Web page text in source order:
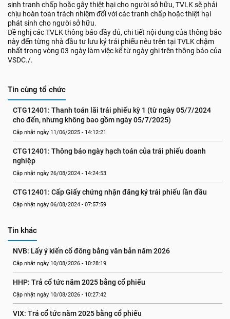
sinh tranh chấp hoặc gây thiệt hại cho người sở hữu, TVLK sẽ phải
chịu hoàn toàn trách nhiệm đối với các tranh chấp hoặc thiệt hại
phát sinh cho người sở hữu.
Đề nghị các TVLK thông báo đầy đủ, chi tiết nội dung của thông báo
này đến từng nhà đầu tư lưu ký trái phiếu nêu trên tại TVLK chậm
nhất trong vòng 03 ngày làm việc kể từ ngày ghi trên thông báo của
VSDC./.
Tin cùng tổ chức
CTG12401: Thanh toán lãi trái phiếu kỳ 1 (từ ngày 05/7/2024
cho đến, nhưng không bao gồm ngày 05/7/2025)
Cập nhật ngày 11/06/2025 - 14:12:21
CTG12401: Thông báo ngày hạch toán của trái phiếu doanh
nghiệp
Cập nhật ngày 26/08/2024 - 14:24:53
CTG12401: Cấp Giấy chứng nhận đăng ký trái phiếu lần đầu
Cập nhật ngày 06/08/2024 - 07:57:59
Tin khác
NVB: Lấy ý kiến cổ đông bằng văn bản năm 2026
Cập nhật ngày 10/08/2026 - 10:28:19
HHP: Trả cổ tức năm 2025 bằng cổ phiếu
Cập nhật ngày 10/08/2026 - 10:27:42
VIX: Trả cổ tức năm 2025 bằng cổ phiếu